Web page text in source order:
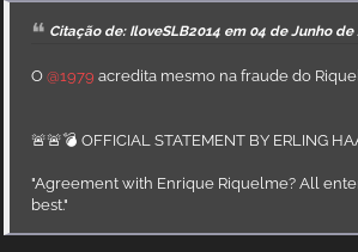
Citação de: IloveSLB2014 em 04 de Junho de
O@1979 acredita mesmo na fraude do
🚨🚨💣 OFFICIAL STATEMENT BY ERLING
"Agreement with Enrique Riquelme? All
best."